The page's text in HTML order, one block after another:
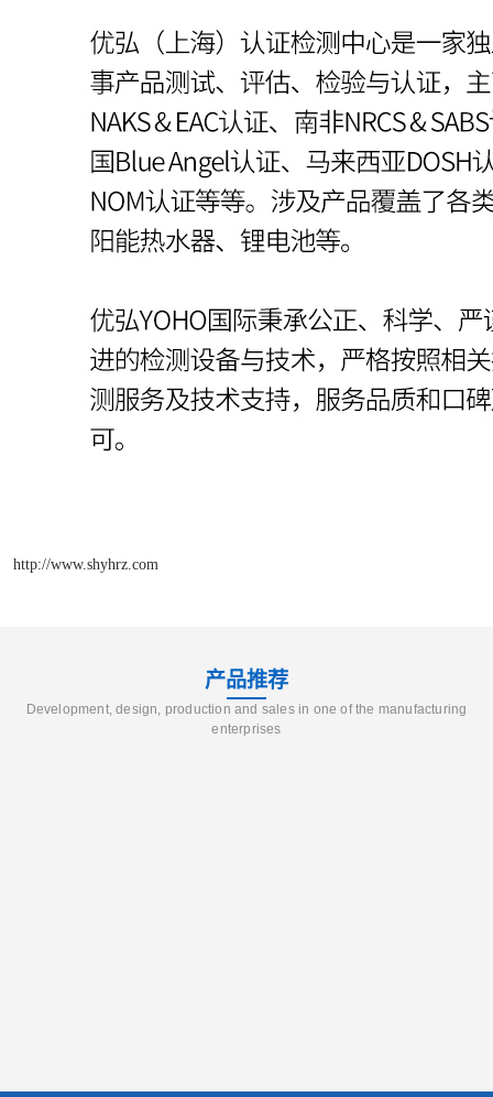
http://www.shyhrz.com
产品推荐
Development, design, production and sales in one of the manufacturing
enterprises